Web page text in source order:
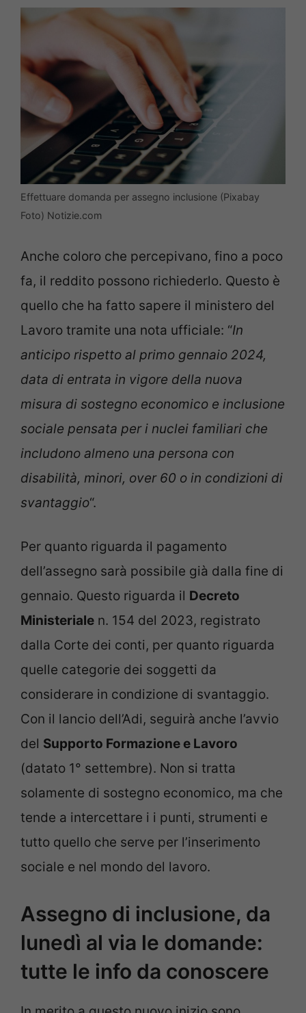
Effettuare domanda per assegno inclusione (Pixabay
Foto) Notizie.com
Anche coloro che percepivano, fino a poco
fa, il reddito possono richiederlo. Questo è
quello che ha fatto sapere il ministero del
Lavoro tramite una nota ufficiale: “In
anticipo rispetto al primo gennaio 2024,
data di entrata in vigore della nuova
misura di sostegno economico e inclusione
sociale pensata per i nuclei familiari che
includono almeno una persona con
disabilità, minori, over 60 o in condizioni di
svantaggio“.
Per quanto riguarda il pagamento
dell’assegno sarà possibile già dalla fine di
gennaio. Questo riguarda il Decreto
Ministeriale n. 154 del 2023, registrato
dalla Corte dei conti, per quanto riguarda
quelle categorie dei soggetti da
considerare in condizione di svantaggio.
Con il lancio dell’Adi, seguirà anche l’avvio
del Supporto Formazione e Lavoro
(datato 1° settembre). Non si tratta
solamente di sostegno economico, ma che
tende a intercettare i i punti, strumenti e
tutto quello che serve per l’inserimento
sociale e nel mondo del lavoro.
Assegno di inclusione, da
lunedì al via le domande:
tutte le info da conoscere